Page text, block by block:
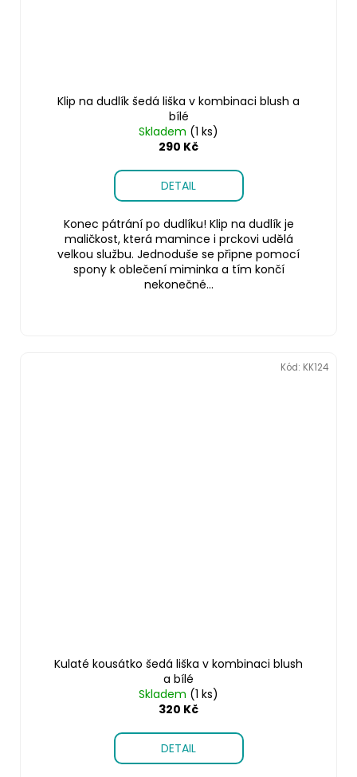
Klip na dudlík šedá liška v kombinaci blush a
bílé
Skladem (1 ks)
290 Kč
DETAIL
Konec pátrání po dudlíku! Klip na dudlík je
maličkost, která mamince i prckovi udělá
velkou službu. Jednoduše se připne pomocí
spony k oblečení miminka a tím končí
nekonečné...
Kulaté kousátko šedá liška v kombinaci blush
a bílé
Skladem (1 ks)
320 Kč
DETAIL
Kód: KK124